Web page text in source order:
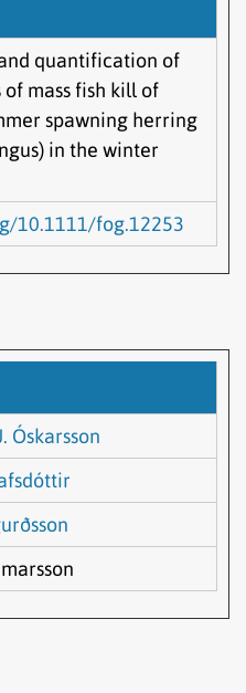
quantification of
mass fish kill of
spawning herring
in the winter
10.1111/fog.12253
Óskarsson